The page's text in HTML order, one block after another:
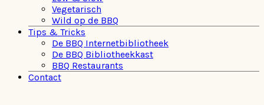
Vegetarisch
Wild op de BBQ
Tips & Tricks
De BBQ Internetbibliotheek
De BBQ Bibliotheekkast
BBQ Restaurants
Contact